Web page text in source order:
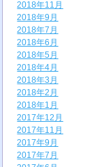
2018年11月
2018年9月
2018年7月
2018年6月
2018年5月
2018年4月
2018年3月
2018年2月
2018年1月
2017年12月
2017年11月
2017年9月
2017年7月